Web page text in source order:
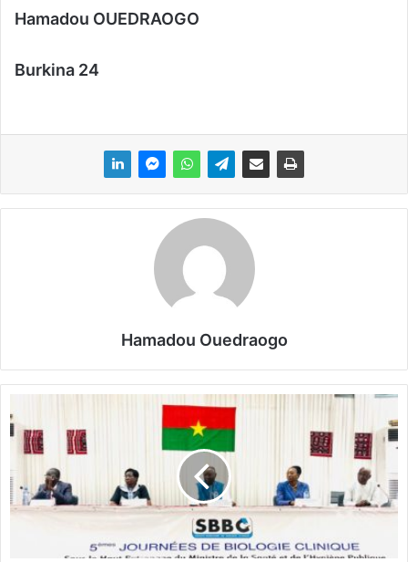
Hamadou OUEDRAOGO
Burkina 24
Hamadou Ouedraogo
e
é
i
t
i